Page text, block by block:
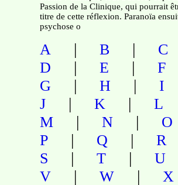
Passion de la Clinique, qui pourrait
titre de cette réflexion. Paranoïa
psychose o
A | B | C
D | E | F
G | H | I
J | K | L
M | N | O
P | Q | R
S | T | U
V | W | X